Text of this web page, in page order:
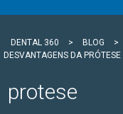
DENTAL 360 > BLOG >
DESVANTAGENS DA
protese